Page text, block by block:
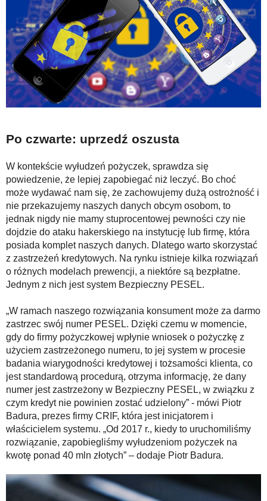
Po czwarte: uprzedź oszusta
W kontekście wyłudzeń pożyczek, sprawdza się
powiedzenie, że lepiej zapobiegać niż leczyć. Bo choć
może wydawać nam się, że zachowujemy dużą ostrożność i
nie przekazujemy naszych danych obcym osobom, to
jednak nigdy nie mamy stuprocentowej pewności czy nie
dojdzie do ataku hakerskiego na instytucję lub firmę, która
posiada komplet naszych danych. Dlatego warto skorzystać
z zastrzeżeń kredytowych. Na rynku istnieje kilka rozwiązań
o różnych modelach prewencji, a niektóre są bezpłatne.
Jednym z nich jest system Bezpieczny PESEL.
„W ramach naszego rozwiązania konsument może za darmo
zastrzec swój numer PESEL. Dzięki czemu w momencie,
gdy do firmy pożyczkowej wpłynie wniosek o pożyczkę z
użyciem zastrzeżonego numeru, to jej system w procesie
badania wiarygodności kredytowej i tożsamości klienta, co
jest standardową procedurą, otrzyma informację, że dany
numer jest zastrzeżony w Bezpieczny PESEL, w związku z
czym kredyt nie powinien zostać udzielony” - mówi Piotr
Badura, prezes firmy CRIF, która jest inicjatorem i
właścicielem systemu. „Od 2017 r., kiedy to uruchomiliśmy
rozwiązanie, zapobiegliśmy wyłudzeniom pożyczek na
kwotę ponad 40 mln złotych” – dodaje Piotr Badura.